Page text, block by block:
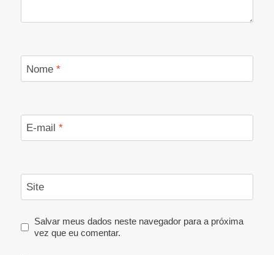
Nome *
E-mail *
Site
Salvar meus dados neste navegador para a próxima
vez que eu comentar.